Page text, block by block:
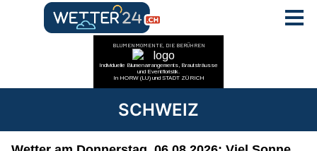
SCHWEIZ